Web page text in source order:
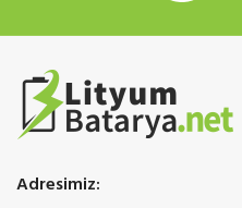
Adresimiz: